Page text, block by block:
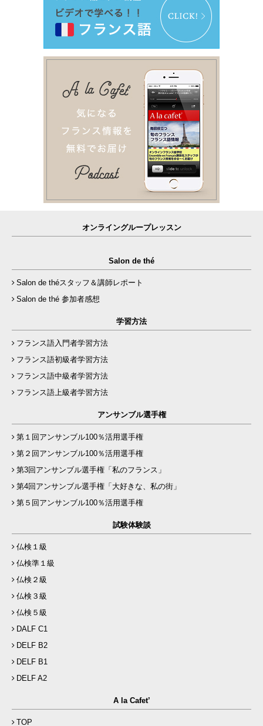
オンライングループレッスン
Salon de thé
Salon de théスタッフ＆講師レポート
Salon de thé 参加者感想
学習方法
フランス語入門者学習方法
フランス語初級者学習方法
フランス語中級者学習方法
フランス語上級者学習方法
アンサンブル選手権
第１回アンサンブル100％活用選手権
第２回アンサンブル100％活用選手権
第3回アンサンブル選手権「私のフランス」
第4回アンサンブル選手権「大好きな、私の街」
第５回アンサンブル100％活用選手権
試験体験談
仏検１級
仏検準１級
仏検２級
仏検３級
仏検５級
DALF C1
DELF B2
DELF B1
DELF A2
A la Cafet’
TOP